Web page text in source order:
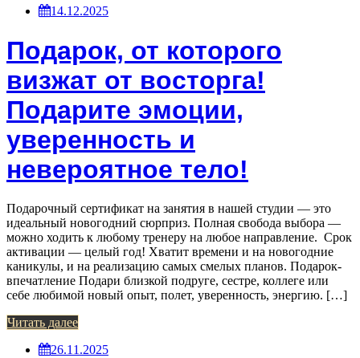
14.12.2025
Подарок, от которого
визжат от восторга!
Подарите эмоции,
уверенность и
невероятное тело!
Подарочный сертификат на занятия в нашей студии — это
идеальный новогодний сюрприз. Полная свобода выбора —
можно ходить к любому тренеру на любое направление. Срок
активации — целый год! Хватит времени и на новогодние
каникулы, и на реализацию самых смелых планов. Подарок-
впечатление Подари близкой подруге, сестре, коллеге или
себе любимой новый опыт, полет, уверенность, энергию. […]
Читать далее
26.11.2025